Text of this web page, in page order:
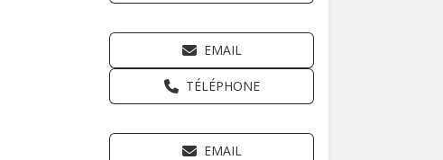
EMAIL
TÉLÉPHONE
EMAIL